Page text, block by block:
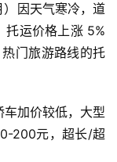
因天气寒冷，道
托运价格上涨 5%
门旅游路线的托
加价较低，大型
200元，超长/超